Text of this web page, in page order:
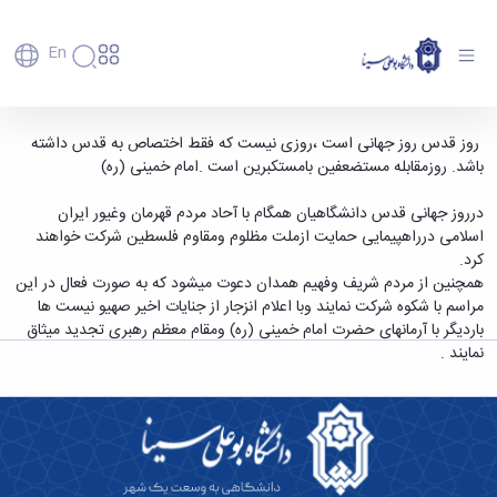
En
دانشگاه
تاریخچه
و
معرفی
برنامه
راهبردی
دانشگاه
نقشه
دانشگاه
ساختار
سازمان
آموزش
پذیرش
کارشناسی
تحصیلات
تکمیلی
پسا
دکترا
استعدادهای
درخشان
دانشجویان
مهمانی
پژوهش
فناوری و
کارآفرینی
دفتر
ارتباط
صنعت
پردیس
علم
دانشکده‌ها
پردیس
اصلی
مهندسی
شیمی
و
علوم
انسانی
رفاهی
پرسنل
رفاه
کارکنان
مهمانسرای
دانشجویان
دانشجویان
اعضای
هیأت
علمی
کارکنان
دانشجویان
فارغ
التحصیلان
دعوت ازهمکاران دانشگاهی برای شرکت
درراهپیمایی روز قدس - دانشگاه بوعلی سینا
همدان
روز قدس روز جهانی است ،روزی نیست که فقط اختصاص به قدس داشته
باشد. روزمقابله مستضعفین بامستکبرین است .امام خمینی (ره)
درروز جهانی قدس دانشگاهیان همگام با آحاد مردم قهرمان وغیور ایران
اسلامی درراهپیمایی حمایت ازملت مظلوم ومقاوم فلسطین شرکت خواهند
کرد.
همچنین از مردم شریف وفهیم همدان دعوت میشود که به صورت فعال در این
مراسم با شکوه شرکت نمایند وبا اعلام انزجار از جنایات اخیر صهیو نیست ها
باردیگر با آرمانهای حضرت امام خمینی (ره) ومقام معظم رهبری تجدید میثاق
نمایند .